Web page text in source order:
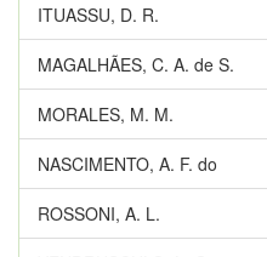
ITUASSU, D. R.
MAGALHÃES, C. A. de S.
MORALES, M. M.
NASCIMENTO, A. F. do
ROSSONI, A. L.